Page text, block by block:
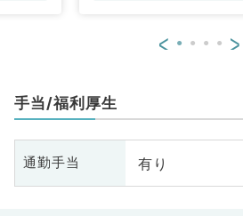
< >
手当/福利厚生
通勤手当 有り